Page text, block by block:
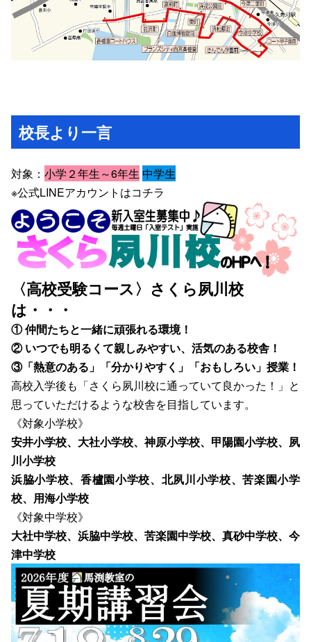
校長より一言
対象： 小学２年生～6年生 中学生
※公式LINEアカウントはコチラ
〈高校受験コース〉さくら夙川校
は・・・
① 仲間たちと一緒に頑張れる環境！
② いつでも明るくて親しみやすい、活気のある校舎！
③「熱意のある」「分かりやすく」「おもしろい」授業！
高校入学後も「さくら夙川校に通っていて良かった！」と
思っていただけるような校舎を目指しています。
《対象小学校》
安井小学校、大社小学校、神原小学校、 甲陽園小学校、夙
川小学校
浜脇小学校、 香櫨園小学校、 北夙川小学校、苦楽園小学
校、 用海小学校
《対象中学校》
大社中学校、浜脇中学校、苦楽園中学校、真砂中学校、今
津中学校